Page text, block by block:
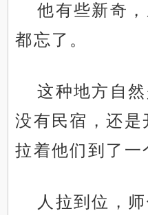
他有些新奇
都忘了。
这种地方自
没有民宿，还是
拉着他们到了一
人拉到位，